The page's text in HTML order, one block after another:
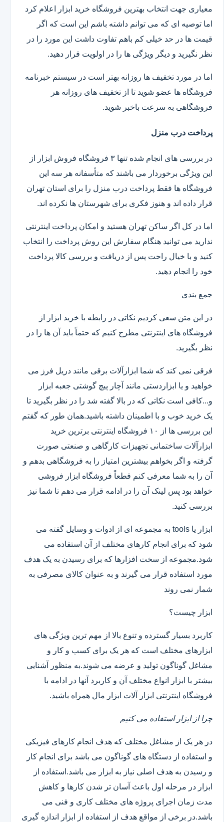
معیاری جهت انتخاب بهترین فروشگاه خرید ابزار اعلام کرد
اما توصیه ای که می توانم داشته باشم این است که اگر
قیمت ها در حد خیلی کم باهم تفاوت داشت این مورد را در
نظر نگیرید و دیگر ویژگی ها را در اولویت قرار دهید.
اما در مورد تخفیف ها روزانه بهتر است در سیستم خبرنامه
فروشگاه ها عضو شوید تا از تخفیف های روزانه هر
فروشگاهی به سرعت باخبر شوید.
پرداخت درب منزل
در بررسی های انجام شده تنها ۳ فروشگاه فروش ابزار از
این ویژگی برخوردار می باشند که متأسفانه هر سه این
فروشگاه ها فقط پرداخت درب منزل را برای استان تهران
قرار داده اند و هنوز فکری برای شهرستان ها نکرده اند.
اما در کل اگر ساکن تهران هستید و امکان پرداخت اینترنتی
ندارید می توانید هنگام سفارش این روش پرداخت را انتخاب
کنید و با خیال راحت پس از دریافت و بررسی کالا پرداخت
خود را انجام دهید.
جمع بندی
در این متن سعی کردیم نکاتی در رابطه با خرید ابزار از
فروشگاه های اینترنتی مطرح کنیم که حتماً باید آن ها را در
نظر بگیرید.
فرقی نمی کند که شما ابزارآلات برقی مانند دریل فرز می
خواهید و یا ابزاردستی مانند آچار پیچ گوشتی جعبه ابزار
و...کافی است نکاتی که در بالا گفته شد را در نظر بگیرید تا
یک خرید خوب و با اطمینان داشته باشید.همان طور که گفتم
این بررسی ها از ۱۰ فروشگاه اینترنتی برترین خرید
ابزارآلات ساختمانی تجهیزات کارگاهی و صنعتی صورت
گرفته و اگر بخواهم بیشترین امتیاز را به فروشگاهی بدهم و
آن را به شما معرفی کنم قطعاً فروشگاه ابزار فروشی
خواهد بود پس لینک آن را در ادامه قرار می دهم تا شما نیز
بررسی کنید.
ابزار یا tools به مجموعه ای از ادوات و وسایل گفته می
شود که برای انجام کارهای مختلف از آن استفاده می
شود.مجموعه از سخت افزارها که برای رسیدن به یک هدف
مورد استفاده قرار می گیرند و به عنوان کالای مصرفی به
شمار نمی روند
ابزار چیست؟
کاربرد بسیار گسترده و تنوع بالا از مهم ترین ویژگی های
ابزارهای مختلف است که هر یک برای کسب و کار و
مشاغل گوناگون تولید و عرضه می شوند.به منظور آشنایی
بیشتر با ابزار انواع مختلف آن و کاربرد آنها در ادامه با
فروشگاه اینترنتی ابزار آلات ابزار مال همراه باشید.
چرا از ابزار استفاده می کنیم
در هر یک از مشاغل مختلف که هدف انجام کارهای فیزیکی
و استفاده از دستگاه های گوناگون می باشد برای انجام کار
و رسیدن به هدف اصلی نیاز به ابزار می باشد.استفاده از
ابزار در مرحله اول باعث آسان تر شدن کارها و کاهش
مدت زمان اجرای پروژه های مختلف کاری و فنی می
باشد.در برخی از مواقع هدف از استفاده از ابزار اندازه گیری